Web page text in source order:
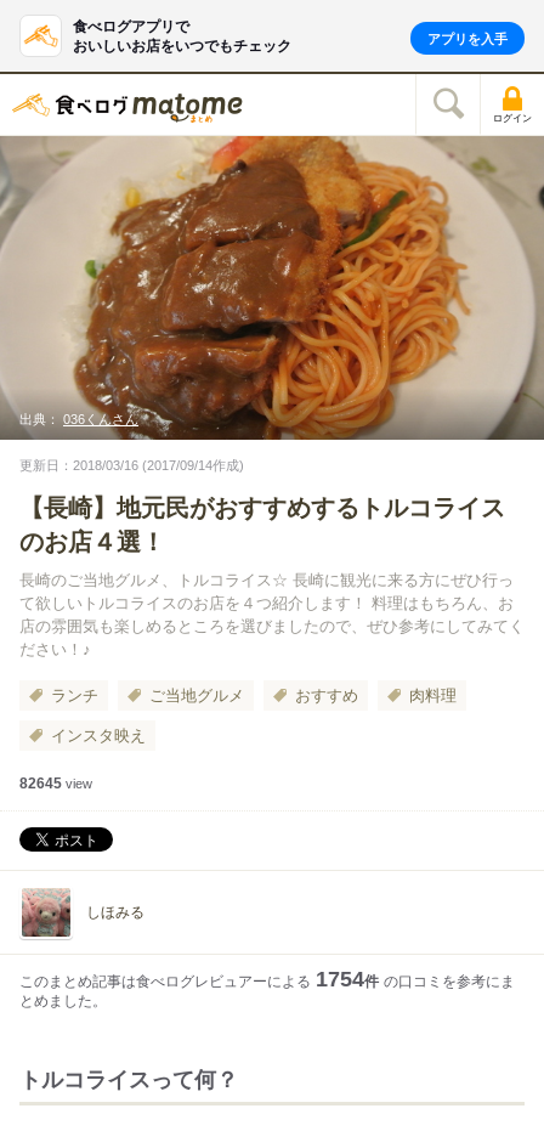
食べログアプリで
おいしいお店をいつでもチェック
アプリを入手
ログイン
出典： 036くんさん
更新日：2018/03/16 (2017/09/14作成)
【長崎】地元民がおすすめするトルコライス
のお店４選！
長崎のご当地グルメ、トルコライス☆ 長崎に観光に来る方にぜひ行っ
て欲しいトルコライスのお店を４つ紹介します！ 料理はもちろん、お
店の雰囲気も楽しめるところを選びましたので、ぜひ参考にしてみてく
ださい！♪
ランチ ご当地グルメ おすすめ 肉料理
インスタ映え
82645 view
しほみる
このまとめ記事は食べログレビュアーによる 1754件 の口コミを参考にま
とめました。
トルコライスって何？